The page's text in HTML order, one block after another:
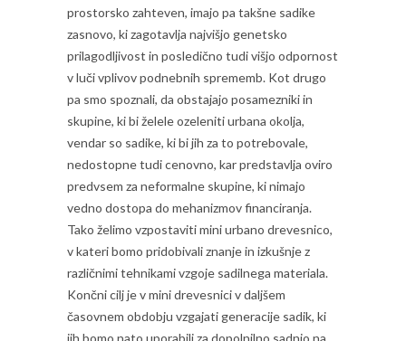
prostorsko zahteven, imajo pa takšne sadike
zasnovo, ki zagotavlja najvišjo genetsko
prilagodljivost in posledično tudi višjo odpornost
v luči vplivov podnebnih sprememb. Kot drugo
pa smo spoznali, da obstajajo posamezniki in
skupine, ki bi želele ozeleniti urbana okolja,
vendar so sadike, ki bi jih za to potrebovale,
nedostopne tudi cenovno, kar predstavlja oviro
predvsem za neformalne skupine, ki nimajo
vedno dostopa do mehanizmov financiranja.
Tako želimo vzpostaviti mini urbano drevesnico,
v kateri bomo pridobivali znanje in izkušnje z
različnimi tehnikami vzgoje sadilnega materiala.
Končni cilj je v mini drevesnici v daljšem
časovnem obdobju vzgajati generacije sadik, ki
jih bomo nato uporabili za dopolnilno sadnjo na